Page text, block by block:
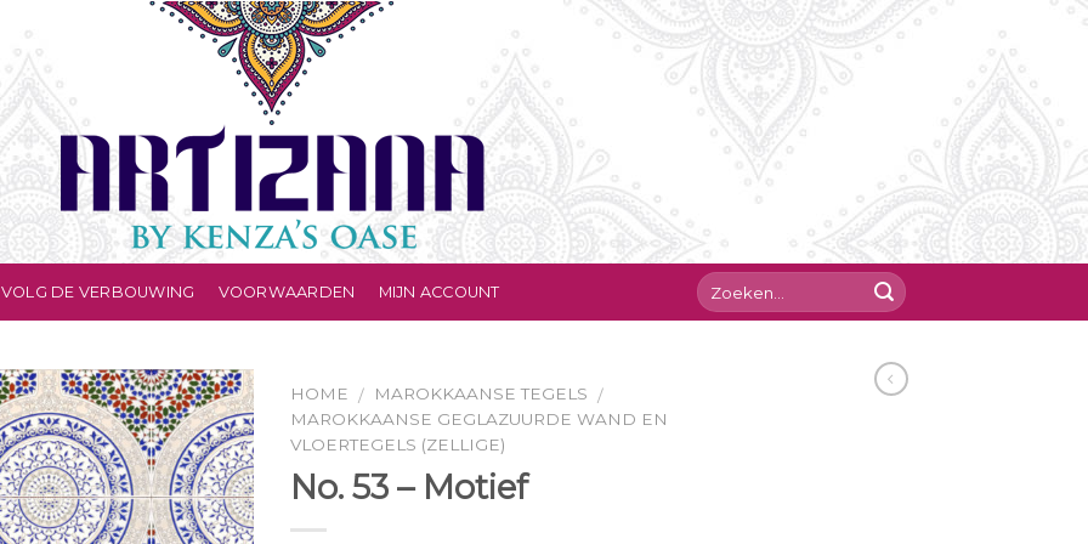
VOLG DE VERBOUWING VOORWAARDEN MIJN ACCOUNT
HOME / MAROKKAANSE TEGELS /
MAROKKAANSE GEGLAZUURDE WAND EN
VLOERTEGELS (ZELLIGE)
No. 53 – Motief